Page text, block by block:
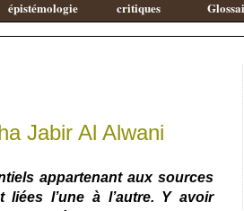
épistémologie
critiques
Jabir Al Alwani
appartenant aux sources
l’une à l’autre. Y avoir